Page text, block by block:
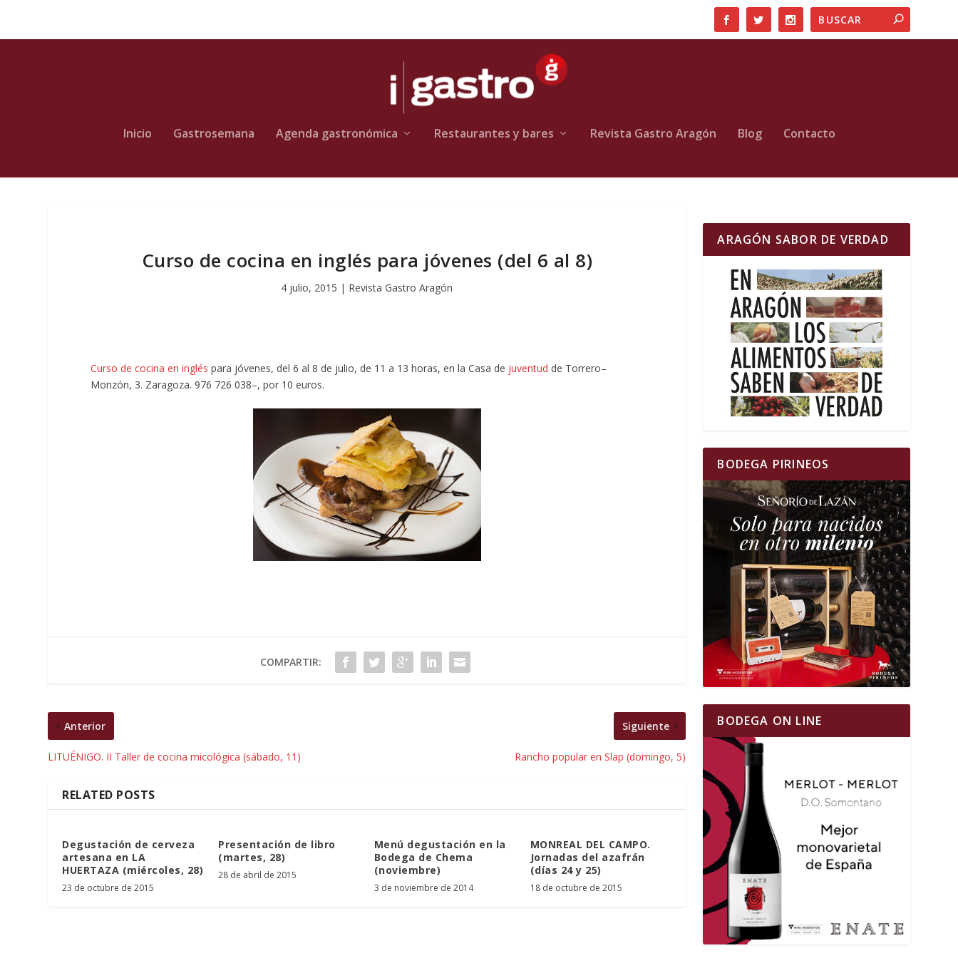
Inicio Gastrosemana Agenda gastronómica Restaurantes y bares Revista Gastro Aragón Blog Contacto
Curso de cocina en inglés para jóvenes (del 6 al 8)
4 julio, 2015 | Revista Gastro Aragón
Curso de cocina en inglés para jóvenes, del 6 al 8 de julio, de 11 a 13 horas, en la Casa de juventud de Torrero–
Monzón, 3. Zaragoza. 976 726 038–, por 10 euros.
COMPARTIR:
Anterior
LITUÉNIGO. II Taller de cocina micológica (sábado, 11)
Siguiente
Rancho popular en Slap (domingo, 5)
RELATED POSTS
Degustación de cerveza
artesana en LA
HUERTAZA (miércoles, 28)
23 de octubre de 2015
Presentación de libro
(martes, 28)
28 de abril de 2015
Menú degustación en la
Bodega de Chema
(noviembre)
3 de noviembre de 2014
MONREAL DEL CAMPO.
Jornadas del azafrán
(días 24 y 25)
18 de octubre de 2015
ARAGÓN SABOR DE VERDAD
BODEGA PIRINEOS
BODEGA ON LINE